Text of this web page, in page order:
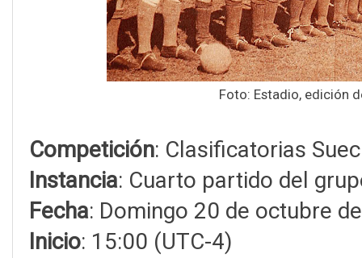
Foto: Estadio, edición
Competición: Clasificatorias
Instancia: Cuarto partido del
Fecha: Domingo 20 de octubre
Inicio: 15:00 (UTC-4)